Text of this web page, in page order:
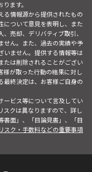
ます。
る情報源から提供されたもの
について意見を表明し、また
売却、デリバティブ取引、
せん。また、過去の実績や予
いません。提供する情報等は
たは削除されることがござい
様が取った行動の結果に対し
最終決定は、お客様ご自身の
ービス等について言及してい
スクは異なりますので、詳し
書面」、「目論見書」、「目
リスク・手数料などの重要事項